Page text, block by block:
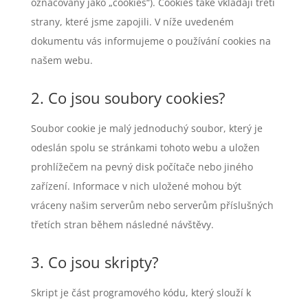
strany, které jsme zapojili. V níže uvedeném
dokumentu vás informujeme o používání cookies na
našem webu.
2. Co jsou soubory cookies?
Soubor cookie je malý jednoduchý soubor, který je
odeslán spolu se stránkami tohoto webu a uložen
prohlížečem na pevný disk počítače nebo jiného
zařízení. Informace v nich uložené mohou být
vráceny našim serverům nebo serverům příslušných
třetích stran během následné návštěvy.
3. Co jsou skripty?
Skript je část programového kódu, který slouží k